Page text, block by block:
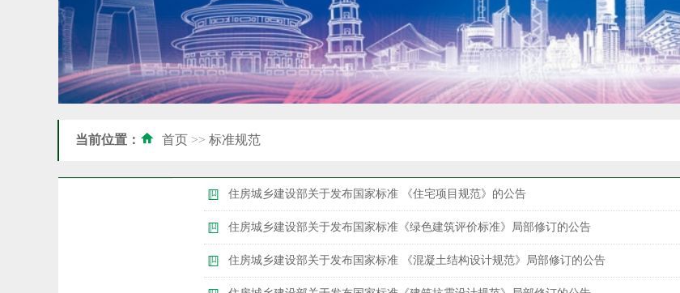
当前位置： 首页 >> 标准规范
住房城乡建设部关于发布国家标准 《住宅项目规范》的公告
住房城乡建设部关于发布国家标准《绿色建筑评价标准》局部修订的公告
住房城乡建设部关于发布国家标准 《混凝土结构设计规范》局部修订的公告